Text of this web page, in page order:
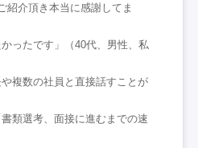
紹介頂き本当に感謝してま
ったです」（40代、男性、私
複数の社員と直接話すことが
類選考、面接に進むまでの速